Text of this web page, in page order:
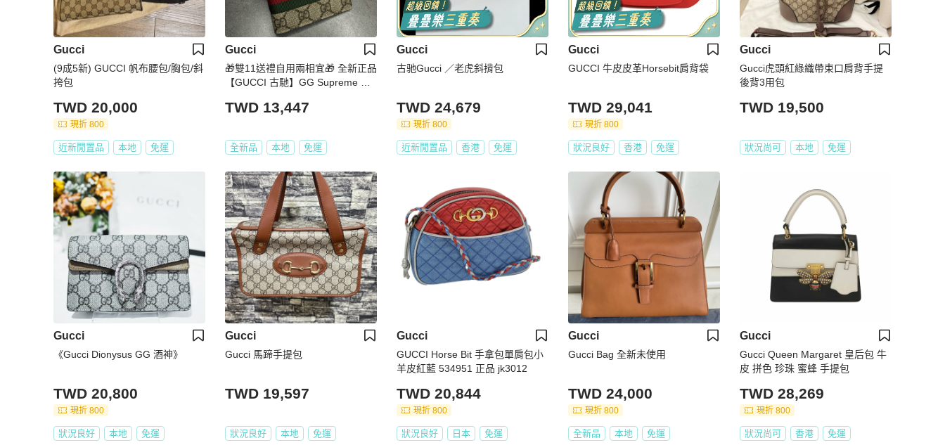
Gucci
(9成5新) GUCCI 帆布腰包/胸包/斜
挎包
TWD 20,000
現折 800
近新閒置品 本地 免運
Gucci
🎁雙11送禮自用兩相宜🎁 全新正品
【GUCCI 古馳】GG Supreme 帆
其)
TWD 13,447
全新品 本地 免運
Gucci
古驰Gucci ／老虎斜揹包
TWD 24,679
現折 800
近新閒置品 香港 免運
Gucci
GUCCI 牛皮皮革Horsebit肩背袋
TWD 29,041
現折 800
狀況良好 香港 免運
Gucci
Gucci虎頭紅綠織帶束口肩背手提
後背3用包
TWD 19,500
狀況尚可 本地 免運
Gucci
《Gucci Dionysus GG 酒神》
TWD 20,800
現折 800
狀況良好 本地 免運
Gucci
Gucci 馬蹄手提包
TWD 19,597
狀況良好 本地 免運
Gucci
GUCCI Horse Bit 手拿包單肩包小
羊皮紅藍 534951 正品 jk3012
TWD 20,844
現折 800
狀況良好 日本 免運
Gucci
Gucci Bag 全新未使用
TWD 24,000
現折 800
全新品 本地 免運
Gucci
Gucci Queen Margaret 皇后包 牛
皮 拼色 珍珠 蜜蜂 手提包
TWD 28,269
現折 800
狀況尚可 香港 免運